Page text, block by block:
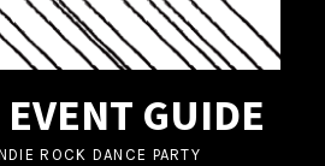
GUIDE
ROCK DANCE PARTY